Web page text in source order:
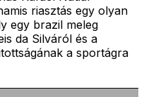
riasztás egy olyan
egy brazil meleg
da Silváról és a
a sportágra